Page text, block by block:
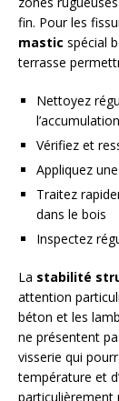
fin. Pour les
mastic spécial
terrasse
Nettoyez
Vérifiez et
Appliquez
Traitez
dans le bois
Inspectez
La stabilité
attention
béton et les
ne présentent
visserie qui
température et
particulièrement